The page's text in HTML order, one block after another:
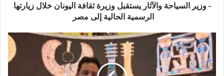
- وزير السياحة والآثار يستقبل وزيرة ثقافة اليونان خلال زيارتها
الرسمية الحالية إلى مصر